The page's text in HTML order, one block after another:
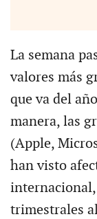
La semana
valores más
que va del
manera, las
(Apple,
han visto
internacional,
trimestrales